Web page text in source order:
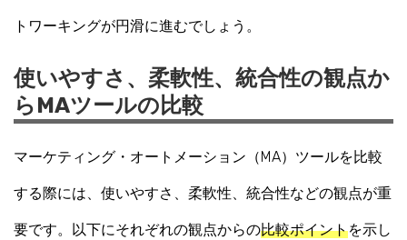
トワーキングが円滑に進むでしょう。
使いやすさ、柔軟性、統合性の観点か
らMAツールの比較
マーケティング・オートメーション（MA）ツールを比較
する際には、使いやすさ、柔軟性、統合性などの観点が重
要です。以下にそれぞれの観点からの比較ポイントを示し